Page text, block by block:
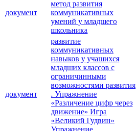
документ
метод развития
коммуникативных
умений у младшего
школьника
документ
развитие
коммуникативных
навыков у учашихся
младших классов с
ограничинными
возможностями развития
. Упражнение
«Различение цифр через
движение» Игра
«Великий Гудвин»